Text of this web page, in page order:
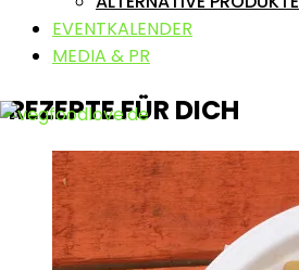
EVENTKALENDER
MEDIA & PR
REZEPTE FÜR DICH